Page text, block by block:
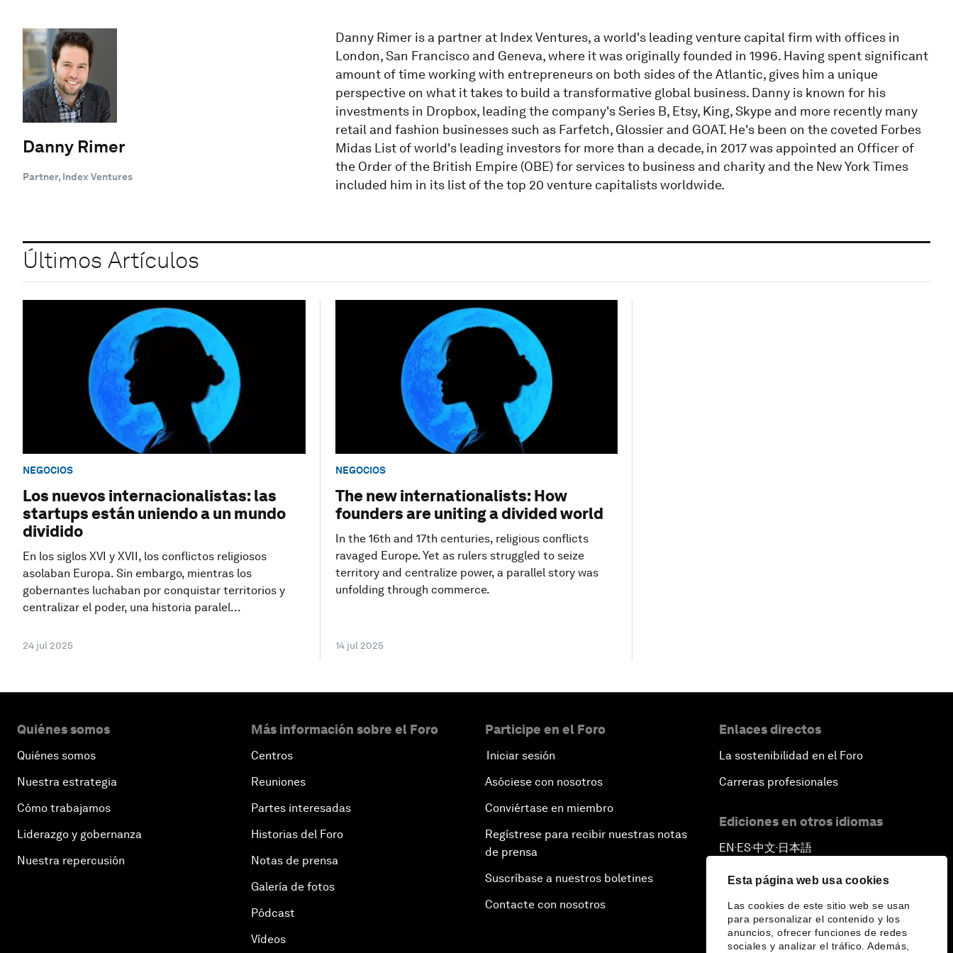
Esta página web usa cookies
Las cookies de este sitio web se usan
para personalizar el contenido y los
anuncios, ofrecer funciones de redes
sociales y analizar el tráfico. Además,
Danny Rimer
Partner, Index Ventures
Danny Rimer is a partner at Index Ventures, a world's leading venture capital firm with offices in
London, San Francisco and Geneva, where it was originally founded in 1996. Having spent significant
amount of time working with entrepreneurs on both sides of the Atlantic, gives him a unique
perspective on what it takes to build a transformative global business. Danny is known for his
investments in Dropbox, leading the company's Series B, Etsy, King, Skype and more recently many
retail and fashion businesses such as Farfetch, Glossier and GOAT. He's been on the coveted Forbes
Midas List of world's leading investors for more than a decade, in 2017 was appointed an Officer of
the Order of the British Empire (OBE) for services to business and charity and the New York Times
included him in its list of the top 20 venture capitalists worldwide.
Últimos Artículos
NEGOCIOS
Los nuevos internacionalistas: las
startups están uniendo a un mundo
dividido
En los siglos XVI y XVII, los conflictos religiosos
asolaban Europa. Sin embargo, mientras los
gobernantes luchaban por conquistar territorios y
centralizar el poder, una historia paralel...
24 jul 2025
NEGOCIOS
The new internationalists: How
founders are uniting a divided world
In the 16th and 17th centuries, religious conflicts
ravaged Europe. Yet as rulers struggled to seize
territory and centralize power, a parallel story was
unfolding through commerce.
14 jul 2025
Quiénes somos
Quiénes somos
Nuestra estrategia
Cómo trabajamos
Liderazgo y gobernanza
Nuestra repercusión
Más información sobre el Foro
Centros
Reuniones
Partes interesadas
Historias del Foro
Notas de prensa
Galería de fotos
Pódcast
Vídeos
Participe en el Foro
Iniciar sesión
Asóciese con nosotros
Conviértase en miembro
Regístrese para recibir nuestras notas
de prensa
Suscríbase a nuestros boletines
Contacte con nosotros
Enlaces directos
La sostenibilidad en el Foro
Carreras profesionales
Ediciones en otros idiomas
EN ▪ ES▪中文▪ 日本語